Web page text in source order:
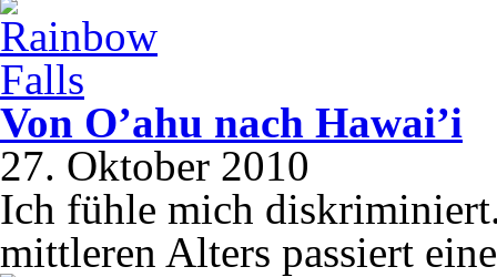
Von O’ahu nach Hawai’i
27. Oktober 2010
Ich fühle mich
mittleren Alters passiert